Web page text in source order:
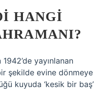
HANGI
1942’de yayınlanan
şekilde evine dönmeye
kuyuda ‘kesik bir baş’